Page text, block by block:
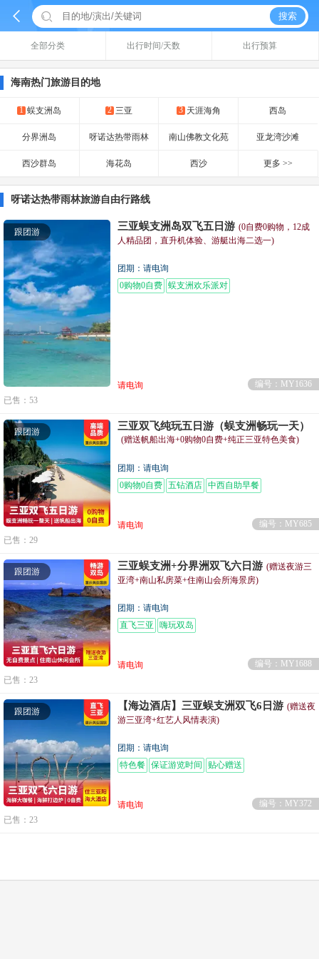
  搜索
全部分类 出行时间/天数 出行预算
海南热门旅游目的地
1 蜈支洲岛 2 三亚 3 天涯海角 西岛
分界洲岛 呀诺达热带雨林 南山佛教文化苑 亚龙湾沙滩
西沙群岛 海花岛 西沙 更多 >>
呀诺达热带雨林旅游自由行路线
跟团游 三亚蜈支洲岛双飞五日游 (0自费0购物，12成
人精品团，直升机体验、游艇出海二选一)
团期：请电询
0购物0自费 蜈支洲欢乐派对
请电询
编号：MY1636
已售：53
跟团游 三亚双飞纯玩五日游（蜈支洲畅玩一天）
(赠送帆船出海+0购物0自费+纯正三亚特色美食)
团期：请电询
0购物0自费 五钻酒店 中西自助早餐
请电询
编号：MY685
已售：29
跟团游 三亚蜈支洲+分界洲双飞六日游 (赠送夜游三
亚湾+南山私房菜+住南山会所海景房)
团期：请电询
直飞三亚
嗨玩双岛
请电询
编号：MY1688
已售：23
跟团游 【海边酒店】三亚蜈支洲双飞6日游 (赠送夜
游三亚湾+红艺人风情表演)
团期：请电询
特色餐 保证游览时间 贴心赠送
请电询
编号：MY372
已售：23